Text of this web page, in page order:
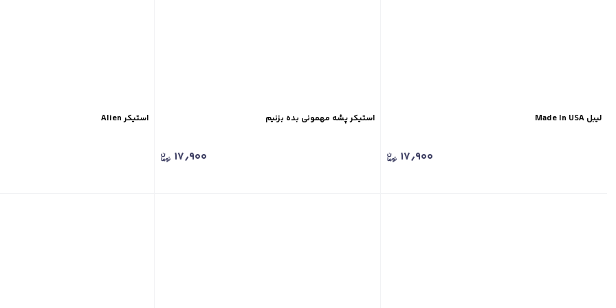
لیبل Made In USA
۱۷٫۹۰۰
استیکر پشه مهمونی بده بزنیم
۱۷٫۹۰۰
استیکر Alien